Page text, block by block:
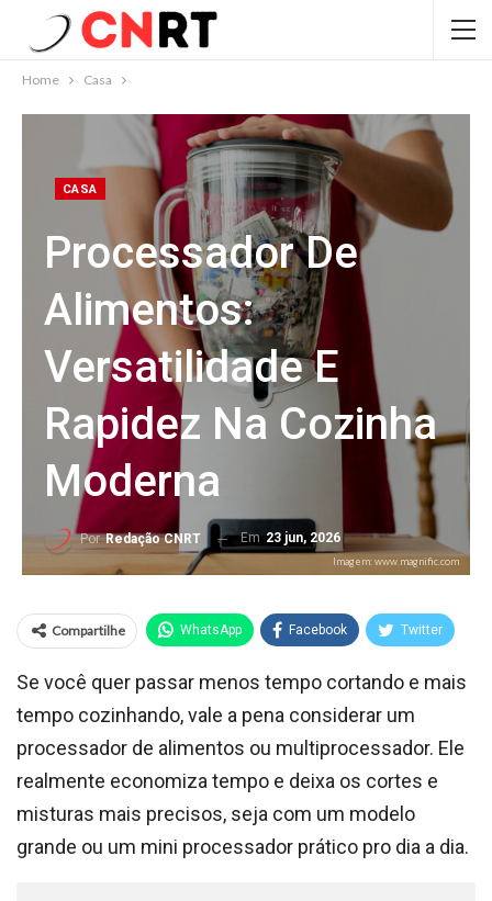
Home Casa
CASA
Processador De
Alimentos:
Versatilidade E
Rapidez Na Cozinha
Moderna
PorRedação CNRT Em 23 jun, 2026
Imagem: www.magnific.com
Compartilhe WhatsApp Facebook Twitter
Se você quer passar menos tempo cortando e mais
tempo cozinhando, vale a pena considerar um
processador de alimentos ou multiprocessador. Ele
realmente economiza tempo e deixa os cortes e
misturas mais precisos, seja com um modelo
grande ou um mini processador prático pro dia a dia.